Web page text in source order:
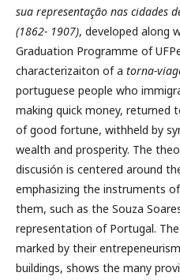
sua representação nas cidades
(1862- 1907), developed along
Graduation Programme of
characterizaiton of a torna-
portuguese people who
making quick money, returned
of good fortune, withheld by
wealth and prosperity. The
discusión is centered around
emphasizing the instruments
them, such as the Souza
representation of Portugal.
marked by their
buildings, shows the many